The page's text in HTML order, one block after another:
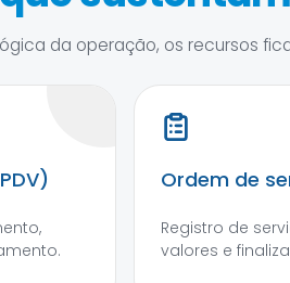
da operação, os recursos
Ordem de
Registro de
valores e